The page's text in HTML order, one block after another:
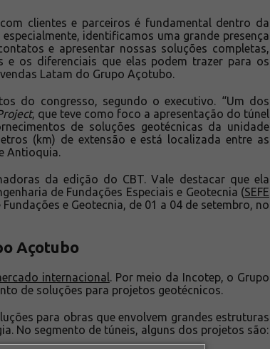
clientes e parceiros é fundamental dentro da
identificamos uma grande presença
e apresentar nossas soluções completas,
e os diferenciais que elas podem trazer para os
Latam do Grupo Açotubo.
do congresso, segundo o executivo. “Um dos
, que teve como foco a apresentação do túnel
de soluções geotécnicas da unidade
(km) de extensão e está localizada entre as
Antioquia.
da edição do CBT. Vale destacar que ela
de Fundações Especiais e Geotecnia (SEFE
e Geotecnia, de 01 a 04 de setembro, no
Açotubo
internacional. Por meio da Incotep, o Grupo
de soluções para projetos geotécnicos.
para obras que envolvem grandes estruturas
No segmento de túneis, alguns dos projetos são: